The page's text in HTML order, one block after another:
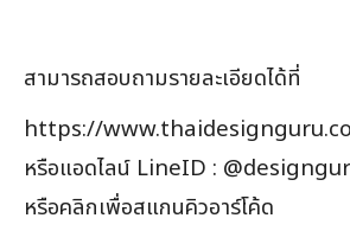
สามารถสอบถามรายละเอียดได้ที่
https://
หรือแอดไลน์ LineID :
หรือคลิกเพื่อสแกนคิวอาร์โค้ด